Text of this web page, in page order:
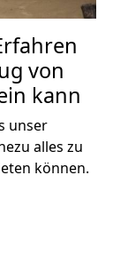
von
kann
unser
alles zu
können.